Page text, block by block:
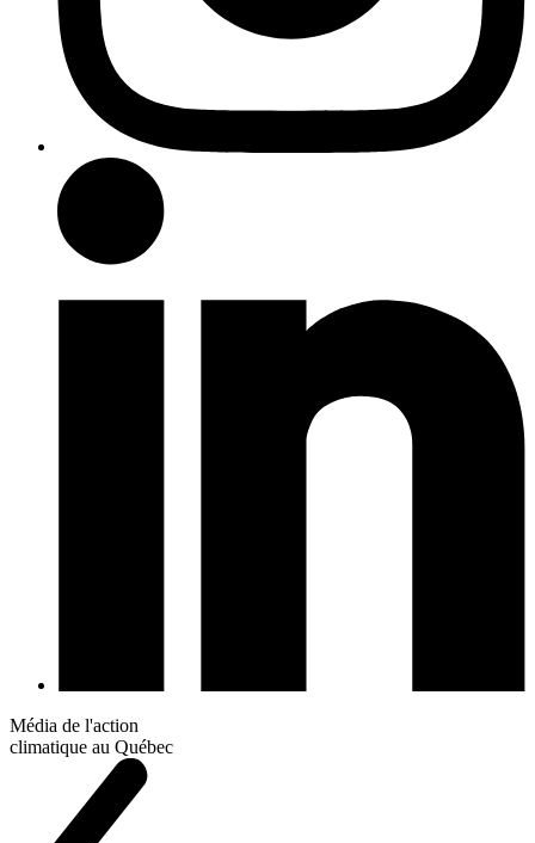
Média de l'action
climatique au Québec